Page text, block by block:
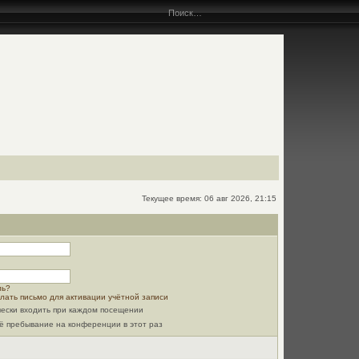
Текущее время: 06 авг 2026, 21:15
письмо для активации учётной записи
входить при каждом посещении
пребывание на конференции в этот раз